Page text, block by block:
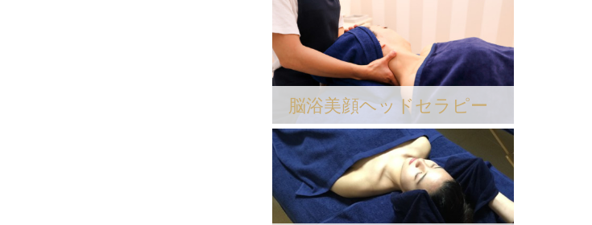
脳浴美顔ヘッドセラピー